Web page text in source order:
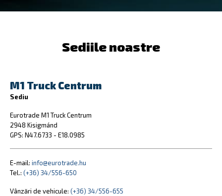
Sediile noastre
M1 Truck Centrum
Sediu
Eurotrade M1 Truck Centrum
2948 Kisigmánd
GPS: N47.6733 - E18.0985
E-mail: info@eurotrade.hu
Tel.: (+36) 34/556-650
Vânzări de vehicule: (+36) 34/556-655